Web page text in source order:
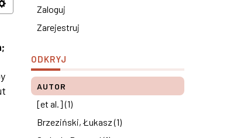
;
Zaloguj
Zarejestruj
ODKRYJ
AUTOR
[et al.] (1)
Brzeziński, Łukasz (1)